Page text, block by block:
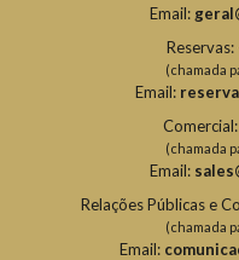
Email:
Reservas:
(chamada
Email:
Comercial:
(chamada
Email:
Relações Públicas e
(chamada
Email: